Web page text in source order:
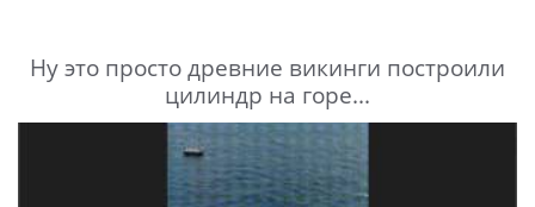
Ну это просто древние викинги построили
цилиндр на горе...